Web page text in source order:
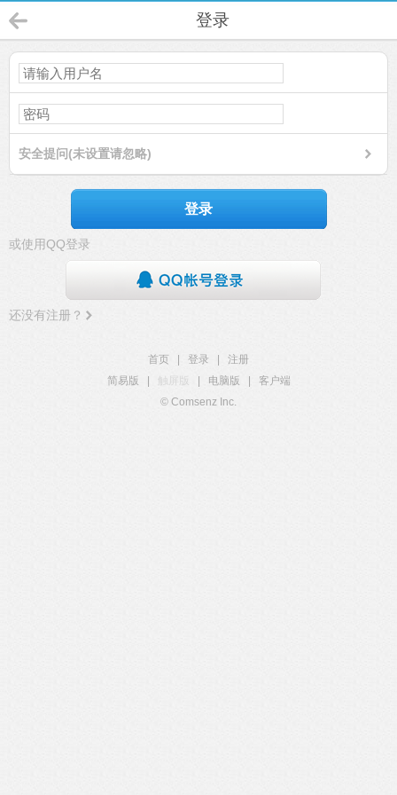
登录
安全提问(未设置请忽略)
登录
或使用QQ登录
还没有注册？
首页 登录
注册
简易版
触屏版 电脑版
客户端
© Comsenz Inc.